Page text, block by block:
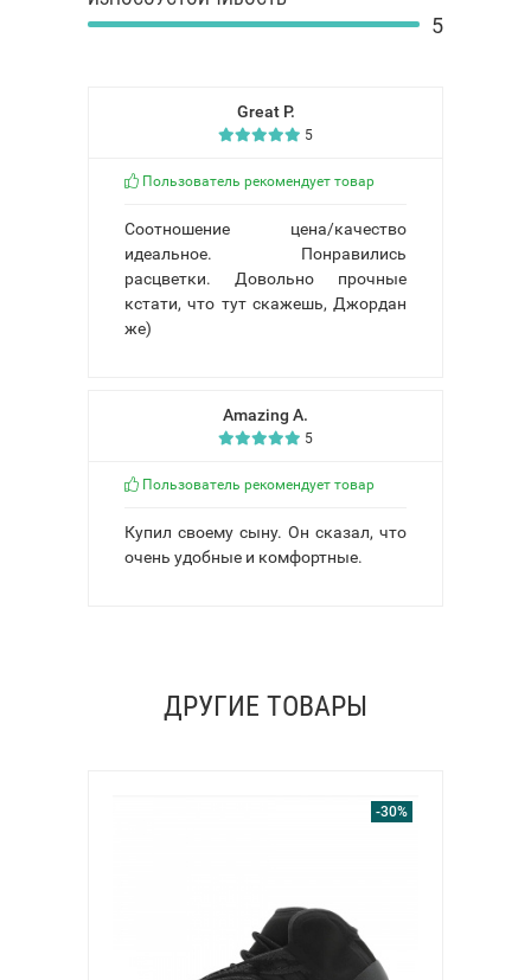
5
Great P.
5
Пользователь рекомендует товар
Соотношение цена/качество
идеальное. Понравились
расцветки. Довольно прочные
кстати, что тут скажешь, Джордан
же)
Amazing A.
5
Пользователь рекомендует товар
Купил своему сыну. Он сказал, что
очень удобные и комфортные.
ДРУГИЕ ТОВАРЫ
-30%